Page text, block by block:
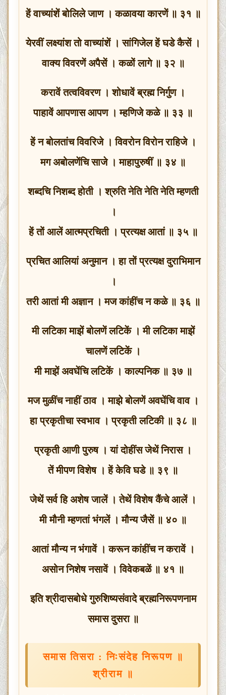
हें वाच्यांशें बोलिले जाण । कळावया कारणें ॥ ३१ ॥
येरवीं लक्ष्यांश तो वाच्यांशें । सांगिजेल हें घडे कैसें ।
वाक्य विवरणें अपैसें । कळों लागे ॥ ३२ ॥
करावें तत्वविवरण । शोधावें ब्रह्म निर्गुण ।
पाहावें आपणास आपण । म्हणिजे कळे ॥ ३३ ॥
हें न बोलतांच विवरिजे । विवरोन विरोन राहिजे ।
मग अबोलणेंचि साजे । माहापुरुषीं ॥ ३४ ॥
शब्दचि निशब्द होती । श्रुति नेति नेति नेति म्हणती
।
हें तों आलें आत्मप्रचिती । प्रत्यक्ष आतां ॥ ३५ ॥
प्रचित आलियां अनुमान । हा तों प्रत्यक्ष दुराभिमान
।
तरी आतां मी अज्ञान । मज कांहींच न कळे ॥ ३६ ॥
मी लटिका माझें बोलणें लटिकें । मी लटिका माझें
चालणें लटिकें ।
मी माझें अवघेंचि लटिकें । काल्पनिक ॥ ३७ ॥
मज मुळींच नाहीं ठाव । माझे बोलणें अवघेंचि वाव ।
हा प्रकृतीचा स्वभाव । प्रकृती लटिकी ॥ ३८ ॥
प्रकृती आणी पुरुष । यां दोहींस जेथें निरास ।
तें मीपण विशेष । हें केवि घडे ॥ ३९ ॥
जेथें सर्व हि अशेष जालें । तेथें विशेष कैंचे आलें ।
मी मौनी म्हणतां भंगलें । मौन्य जैसें ॥ ४० ॥
आतां मौन्य न भंगावें । करून कांहींच न करावें ।
असोन निशेष नसावें । विवेकबळें ॥ ४१ ॥
इति श्रीदासबोधे गुरुशिष्यसंवादे ब्रह्मनिरूपणनाम
समास दुसरा ॥
समास तिसरा : निःसंदेह निरूपण ॥
श्रीराम ॥